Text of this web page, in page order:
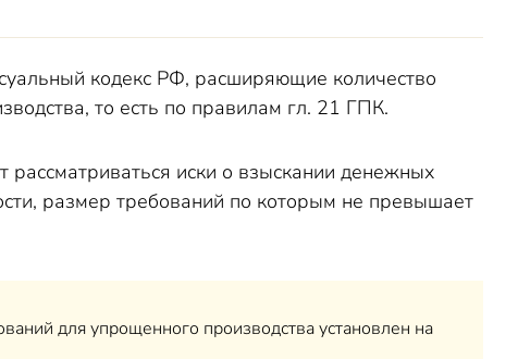
кодекс РФ, расширяющие количество
то есть по правилам гл. 21 ГПК.
рассматриваться иски о взыскании денежных
размер требований по которым не превышает
для упрощенного производства установлен на